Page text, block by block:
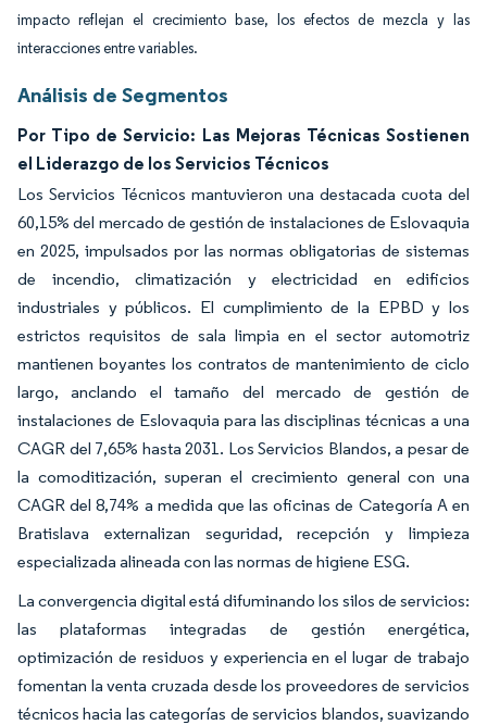
impacto reflejan el crecimiento base, los efectos de mezcla y las
interacciones entre variables.
Análisis de Segmentos
Por Tipo de Servicio: Las Mejoras Técnicas Sostienen
el Liderazgo de los Servicios Técnicos
Los Servicios Técnicos mantuvieron una destacada cuota del
60,15% del mercado de gestión de instalaciones de Eslovaquia
en 2025, impulsados por las normas obligatorias de sistemas
de incendio, climatización y electricidad en edificios
industriales y públicos. El cumplimiento de la EPBD y los
estrictos requisitos de sala limpia en el sector automotriz
mantienen boyantes los contratos de mantenimiento de ciclo
largo, anclando el tamaño del mercado de gestión de
instalaciones de Eslovaquia para las disciplinas técnicas a una
CAGR del 7,65% hasta 2031. Los Servicios Blandos, a pesar de
la comoditización, superan el crecimiento general con una
CAGR del 8,74% a medida que las oficinas de Categoría A en
Bratislava externalizan seguridad, recepción y limpieza
especializada alineada con las normas de higiene ESG.
La convergencia digital está difuminando los silos de servicios:
las plataformas integradas de gestión energética,
optimización de residuos y experiencia en el lugar de trabajo
fomentan la venta cruzada desde los proveedores de servicios
técnicos hacia las categorías de servicios blandos, suavizando